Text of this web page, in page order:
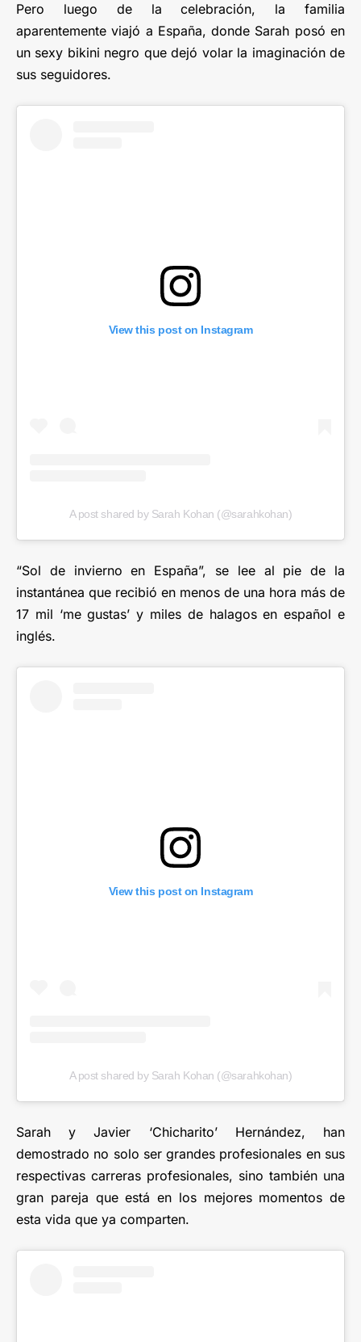
Pero luego de la celebración, la familia
aparentemente viajó a España, donde Sarah posó en
un sexy bikini negro que dejó volar la imaginación de
sus seguidores.
View this post on Instagram
A post shared by Sarah Kohan (@sarahkohan)
“Sol de invierno en España”, se lee al pie de la
instantánea que recibió en menos de una hora más de
17 mil ‘me gustas’ y miles de halagos en español e
inglés.
View this post on Instagram
A post shared by Sarah Kohan (@sarahkohan)
Sarah y Javier ‘Chicharito’ Hernández, han
demostrado no solo ser grandes profesionales en sus
respectivas carreras profesionales, sino también una
gran pareja que está en los mejores momentos de
esta vida que ya comparten.